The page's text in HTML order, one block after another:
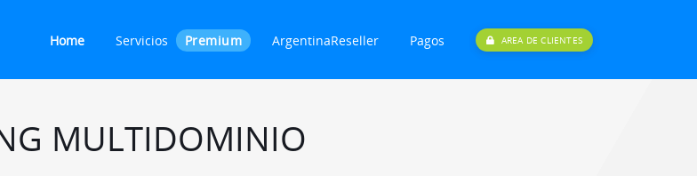
Home Servicios Premium ArgentinaReseller Pagos AREA DE CLIENTES
MULTIDOMINIO